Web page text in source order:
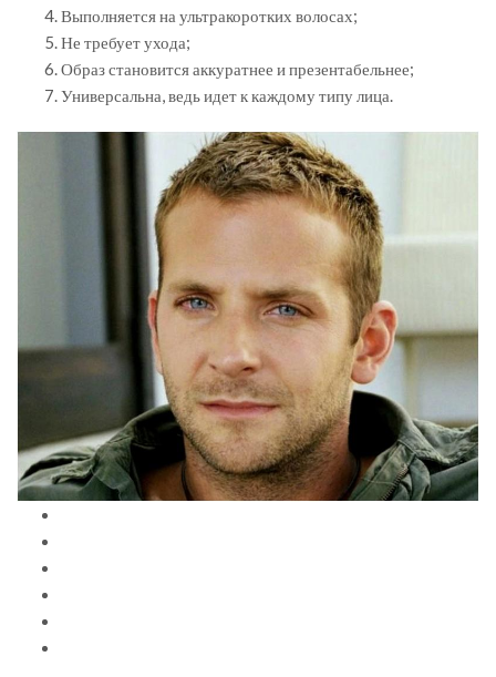
Выполняется на ультракоротких волосах;
Не требует ухода;
Образ становится аккуратнее и презентабельнее;
Универсальна, ведь идет к каждому типу лица.